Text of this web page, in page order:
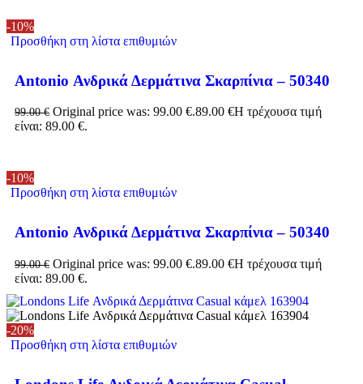
-10%
Προσθήκη στη λίστα επιθυμιών
Antonio Ανδρικά Δερμάτινα Σκαρπίνια – 50340
99.00€ Original price was: 99.00 €.89.00 €Η τρέχουσα τιμή
είναι: 89.00 €.
-10%
Προσθήκη στη λίστα επιθυμιών
Antonio Ανδρικά Δερμάτινα Σκαρπίνια – 50340
99.00€ Original price was: 99.00 €.89.00 €Η τρέχουσα τιμή
είναι: 89.00 €.
-20%
Προσθήκη στη λίστα επιθυμιών